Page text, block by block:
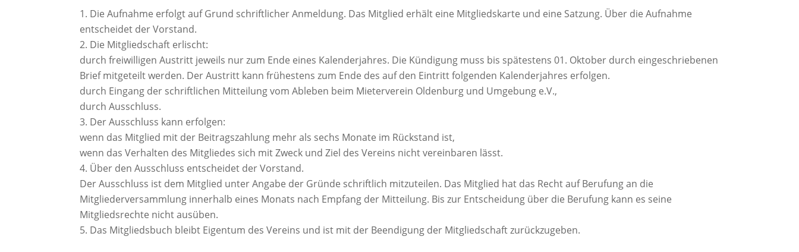
Die Aufnahme erfolgt auf Grund schriftlicher Anmeldung. Das Mitglied erhält eine Mitgliedskarte und eine Satzung. Über die Aufnahme
entscheidet der Vorstand.
Die Mitgliedschaft erlischt:
durch freiwilligen Austritt jeweils nur zum Ende eines Kalenderjahres. Die Kündigung muss bis spätestens 01. Oktober durch eingeschriebenen
Brief mitgeteilt werden. Der Austritt kann frühestens zum Ende des auf den Eintritt folgenden Kalenderjahres erfolgen.
durch Eingang der schriftlichen Mitteilung vom Ableben beim Mieterverein Oldenburg und Umgebung e.V.,
durch Ausschluss.
Der Ausschluss kann erfolgen:
wenn das Mitglied mit der Beitragszahlung mehr als sechs Monate im Rückstand ist,
wenn das Verhalten des Mitgliedes sich mit Zweck und Ziel des Vereins nicht vereinbaren lässt.
Über den Ausschluss entscheidet der Vorstand.
Der Ausschluss ist dem Mitglied unter Angabe der Gründe schriftlich mitzuteilen. Das Mitglied hat das Recht auf Berufung an die
Mitgliederversammlung innerhalb eines Monats nach Empfang der Mitteilung. Bis zur Entscheidung über die Berufung kann es seine
Mitgliedsrechte nicht ausüben.
Das Mitgliedsbuch bleibt Eigentum des Vereins und ist mit der Beendigung der Mitgliedschaft zurückzugeben.